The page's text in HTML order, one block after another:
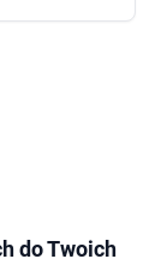
do Twoich